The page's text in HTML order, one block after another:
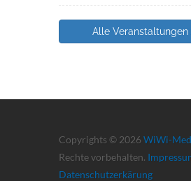
Alle Veranstaltungen
Copyrights © 2026 WiWi-
Rechte vorbehalten.
Datenschutzerkärung